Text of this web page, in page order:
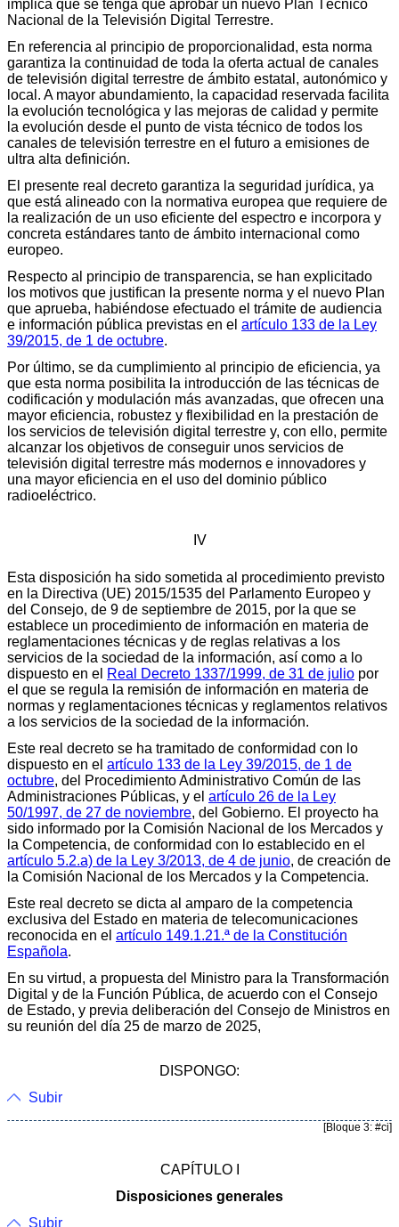
implica que se tenga que aprobar un nuevo Plan Técnico
Nacional de la Televisión Digital Terrestre.
En referencia al principio de proporcionalidad, esta norma
garantiza la continuidad de toda la oferta actual de canales
de televisión digital terrestre de ámbito estatal, autonómico y
local. A mayor abundamiento, la capacidad reservada facilita
la evolución tecnológica y las mejoras de calidad y permite
la evolución desde el punto de vista técnico de todos los
canales de televisión terrestre en el futuro a emisiones de
ultra alta definición.
El presente real decreto garantiza la seguridad jurídica, ya
que está alineado con la normativa europea que requiere de
la realización de un uso eficiente del espectro e incorpora y
concreta estándares tanto de ámbito internacional como
europeo.
Respecto al principio de transparencia, se han explicitado
los motivos que justifican la presente norma y el nuevo Plan
que aprueba, habiéndose efectuado el trámite de audiencia
e información pública previstas en el artículo 133 de la Ley
39/2015, de 1 de octubre.
Por último, se da cumplimiento al principio de eficiencia, ya
que esta norma posibilita la introducción de las técnicas de
codificación y modulación más avanzadas, que ofrecen una
mayor eficiencia, robustez y flexibilidad en la prestación de
los servicios de televisión digital terrestre y, con ello, permite
alcanzar los objetivos de conseguir unos servicios de
televisión digital terrestre más modernos e innovadores y
una mayor eficiencia en el uso del dominio público
radioeléctrico.
IV
Esta disposición ha sido sometida al procedimiento previsto
en la Directiva (UE) 2015/1535 del Parlamento Europeo y
del Consejo, de 9 de septiembre de 2015, por la que se
establece un procedimiento de información en materia de
reglamentaciones técnicas y de reglas relativas a los
servicios de la sociedad de la información, así como a lo
dispuesto en el Real Decreto 1337/1999, de 31 de julio por
el que se regula la remisión de información en materia de
normas y reglamentaciones técnicas y reglamentos relativos
a los servicios de la sociedad de la información.
Este real decreto se ha tramitado de conformidad con lo
dispuesto en el artículo 133 de la Ley 39/2015, de 1 de
octubre, del Procedimiento Administrativo Común de las
Administraciones Públicas, y el artículo 26 de la Ley
50/1997, de 27 de noviembre, del Gobierno. El proyecto ha
sido informado por la Comisión Nacional de los Mercados y
la Competencia, de conformidad con lo establecido en el
artículo 5.2.a) de la Ley 3/2013, de 4 de junio, de creación de
la Comisión Nacional de los Mercados y la Competencia.
Este real decreto se dicta al amparo de la competencia
exclusiva del Estado en materia de telecomunicaciones
reconocida en el artículo 149.1.21.ª de la Constitución
Española.
En su virtud, a propuesta del Ministro para la Transformación
Digital y de la Función Pública, de acuerdo con el Consejo
de Estado, y previa deliberación del Consejo de Ministros en
su reunión del día 25 de marzo de 2025,
DISPONGO:
Subir
[Bloque 3: #ci]
CAPÍTULO I
Disposiciones generales
Subir